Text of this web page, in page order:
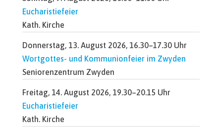
Eucharistiefeier
Kath. Kirche
Donnerstag, 13. August 2026, 16.30–17.30 Uhr
Wortgottes- und Kommunionfeier im Zwyden
Seniorenzentrum Zwyden
Freitag, 14. August 2026, 19.30–20.15 Uhr
Eucharistiefeier
Kath. Kirche